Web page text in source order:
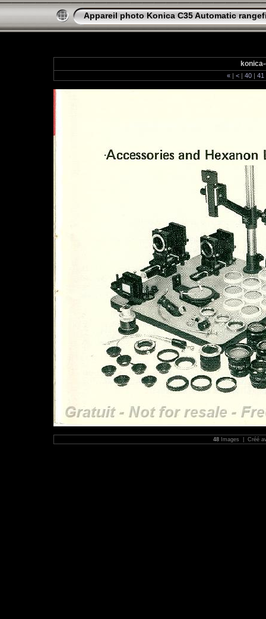
Appareil photo Konica C35 Automatic
« | < | 40 | 41
48 Images | Créé